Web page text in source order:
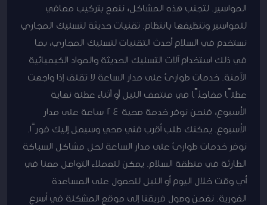
المواسير. لتجنب هذه المشاكل، ننصح بتركيب مصافي
للمواسير وتنظيفها بانتظام. تقنيات حديثة لتسليك المجاري
نستخدم في السلام أحدث التقنيات لتسليك المجاري، بما
في ذلك استخدام آلات التسليك الحديثة والمواد الكيميائية
الآمنة. خدمات طوارئ على مدار الساعة لا تقلق إذا واجهت
عطلًا مفاجئًا في منتصف الليل أو أثناء عطلة نهاية
الأسبوع، فنحن نوفر خدمة صحية 24 ساعة على مدار
الأسبوع. يمكنك طلب أقرب فني صحي وسيصل إليك فورًا.
نوفر خدمات طوارئ على مدار الساعة لحل مشاكل السباكة
الطارئة في منطقة السلام. يمكن للعملاء التواصل معنا في
أي وقت خلال اليوم أو الليل للحصول على المساعدة
الفورية. نضمن وصول فريقنا إلى موقع المشكلة في أسرع